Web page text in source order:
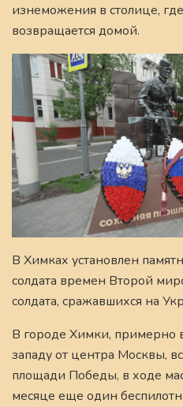
изнеможения в столице,
возвращается домой.
В Химках установлен
солдата времен Второй
солдата, сражавшихся на
В городе Химки, примерно
западу от центра Москвы,
площади Победы, в ходе
месяце еще один